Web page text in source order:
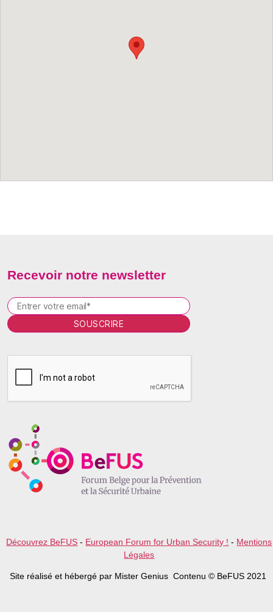
Recevoir notre newsletter
l
e
h
d
p
Découvrez BeFUS - European Forum for Urban Security ! - Mentions
Légales
Site réalisé et hébergé par Mister Genius Contenu © BeFUS 2021